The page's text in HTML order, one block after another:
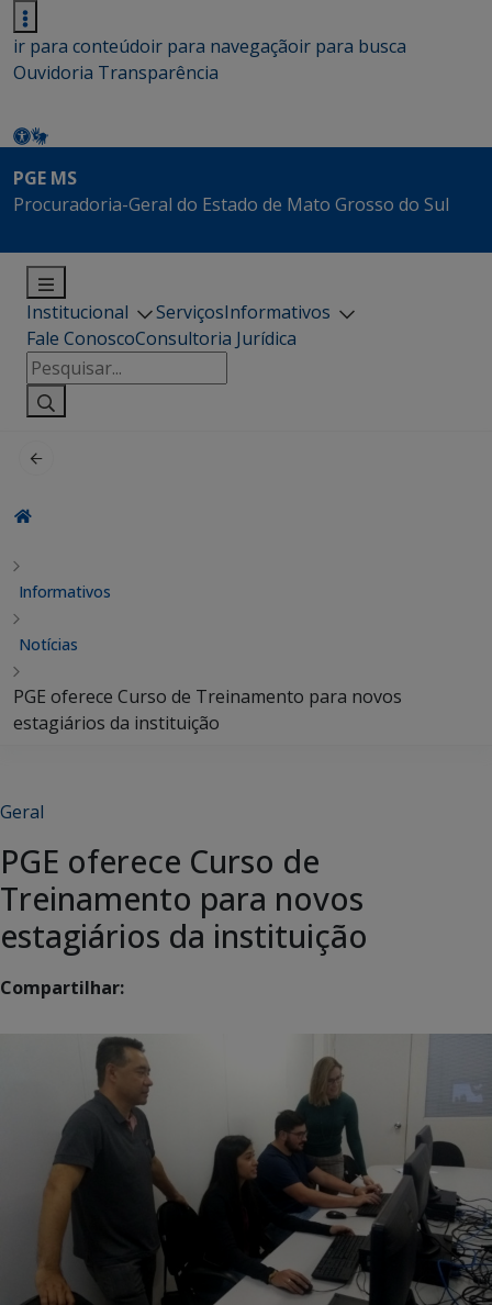
ir para conteúdoir para navegaçãoir para busca
Ouvidoria Transparência
PGE MS
Procuradoria-Geral do Estado de Mato Grosso do Sul
Institucional ServiçosInformativos
Fale ConoscoConsultoria Jurídica
Pesquisar
por:
Informativos
Notícias
PGE oferece Curso de Treinamento para novos
estagiários da instituição
Geral
PGE oferece Curso de
Treinamento para novos
estagiários da instituição
Compartilhar: